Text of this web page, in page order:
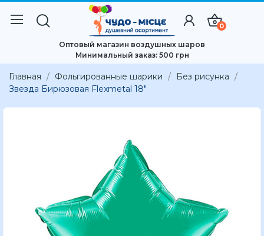
0
Оптовый магазин воздушных шаров
Минимальный заказ: 500 грн
Главная Фольгированные шарики
Без рисунка
Звезда Бирюзовая Flexmetal 18"